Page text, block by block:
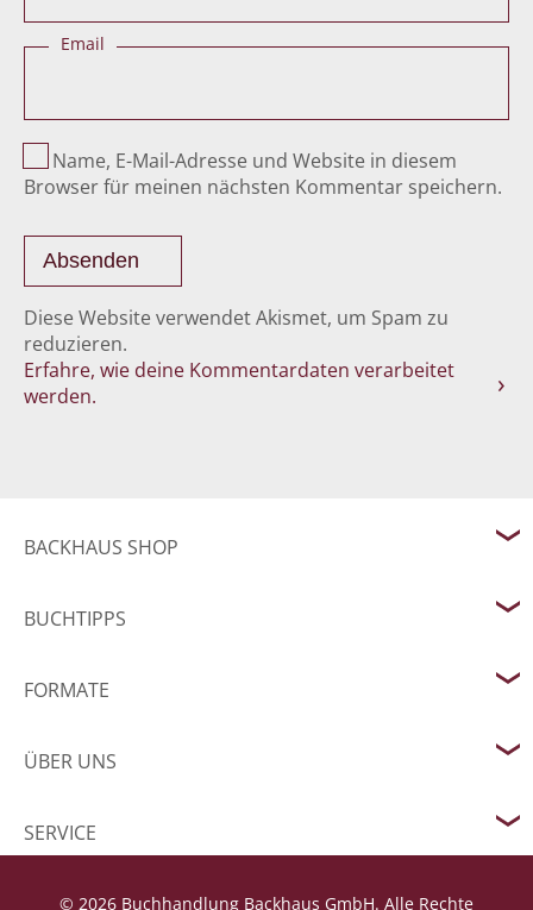
Email
Name, E-Mail-Adresse und Website in diesem
Browser für meinen nächsten Kommentar speichern.
Diese Website verwendet Akismet, um Spam zu
reduzieren.
Erfahre, wie deine Kommentardaten verarbeitet
werden.
BACKHAUS SHOP
BUCHTIPPS
FORMATE
ÜBER UNS
SERVICE
© 2026 Buchhandlung Backhaus GmbH. Alle Rechte